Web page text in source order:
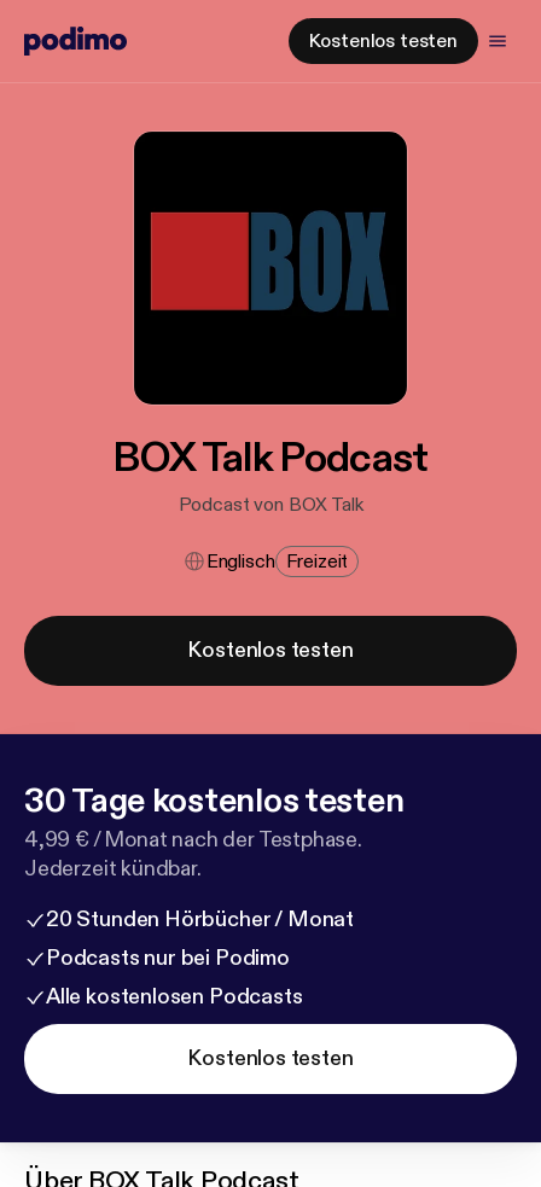
Kostenlos testen
BOX Talk Podcast
Podcast von BOX Talk
Englisch Freizeit
Kostenlos testen
30 Tage kostenlos testen
4,99 € / Monat nach der Testphase.
Jederzeit kündbar.
20 Stunden Hörbücher / Monat
Podcasts nur bei Podimo
Alle kostenlosen Podcasts
Kostenlos testen